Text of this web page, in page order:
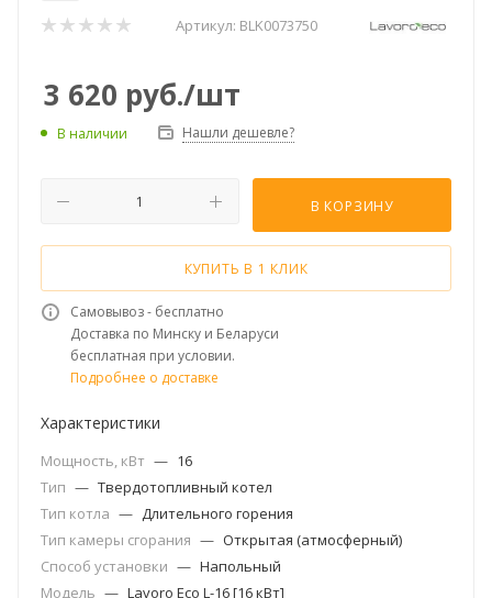
Артикул: BLK0073750
3 620 руб./шт
В наличии Нашли дешевле?
В КОРЗИНУ
КУПИТЬ В 1 КЛИК
Самовывоз - бесплатно
Доставка по Минску и Беларуси
бесплатная при условии.
Подробнее о доставке
Характеристики
Мощность, кВт — 16
Тип — Твердотопливный котел
Тип котла — Длительного горения
Тип камеры сгорания — Открытая (атмосферный)
Способ установки — Напольный
Модель — Lavoro Eco L-16 [16 кВт]